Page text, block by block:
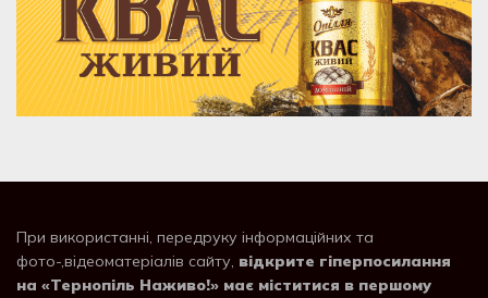
При використанні, передруку інформаційних та
фото-,відеоматеріалів сайту, відкрите гіперпосилання
на «Тернопіль Наживо!» має міститися в першому